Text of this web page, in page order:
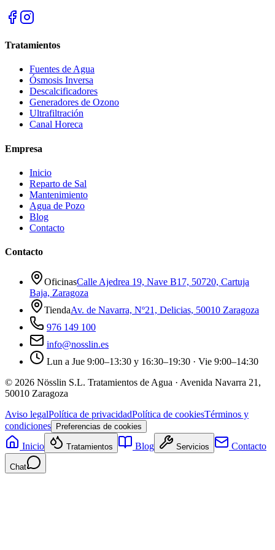
Tratamientos
Fuentes de Agua
Ósmosis Inversa
Descalcificadores
Generadores de Ozono
Ultrafiltración
Canal Horeca
Empresa
Inicio
Reparto de Sal
Mantenimiento
Agua de Pozo
Blog
Contacto
Contacto
OficinasCalle Ajedrea 19, Nave B17, 50720, Cartuja
Baja, Zaragoza
TiendaAv. de Navarra, Nº21, Delicias, 50010 Zaragoza
976 149 100
info@nosslin.es
Lun a Jue 9:00–13:30 y 16:30–19:30 · Vie 9:00–14:30
© 2026 Nösslin S.L. Tratamientos de Agua · Avenida Navarra 21,
50010 Zaragoza
Aviso legalPolítica de privacidadPolítica de cookiesTérminos y
condiciones
Preferencias de cookies
Inicio Tratamientos Blog Servicios Contacto
Chat